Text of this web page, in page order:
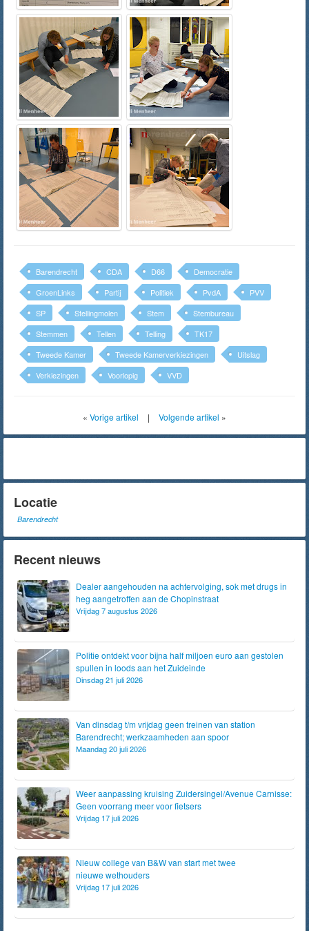
Barendrecht CDA D66
Democratie
GroenLinks
Partij Politiek PvdA
PVV
SP
Stellingmolen Stem
Stembureau
Stemmen
Tellen Telling
TK17
Tweede Kamer
Tweede Kamerverkiezingen
Uitslag
Verkiezingen
Voorlopig VVD
« Vorige artikel | Volgende artikel »
Locatie
Barendrecht
Recent nieuws
Dealer aangehouden na achtervolging, sok met drugs in
heg aangetroffen aan de Chopinstraat
Vrijdag 7 augustus 2026
Politie ontdekt voor bijna half miljoen euro aan gestolen
spullen in loods aan het Zuideinde
Dinsdag 21 juli 2026
Van dinsdag t/m vrijdag geen treinen van station
Barendrecht; werkzaamheden aan spoor
Maandag 20 juli 2026
Weer aanpassing kruising Zuidersingel/Avenue Carnisse:
Geen voorrang meer voor fietsers
Vrijdag 17 juli 2026
Nieuw college van B&W van start met twee
nieuwe wethouders
Vrijdag 17 juli 2026